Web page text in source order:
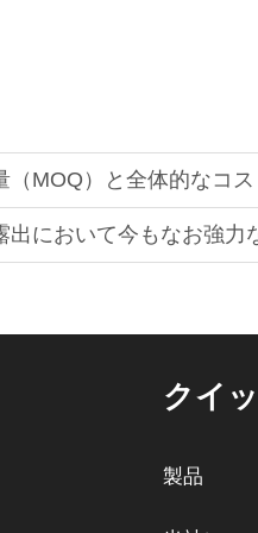
（MOQ）と全体的なコ
出において今もなお強力
クイ
製品